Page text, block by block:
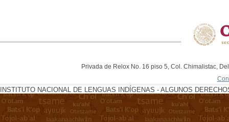
Privada de Relox No. 16 piso 5, Col. Chimalistac,
INSTITUTO NACIONAL DE LENGUAS INDÍGENAS - ALGUNOS